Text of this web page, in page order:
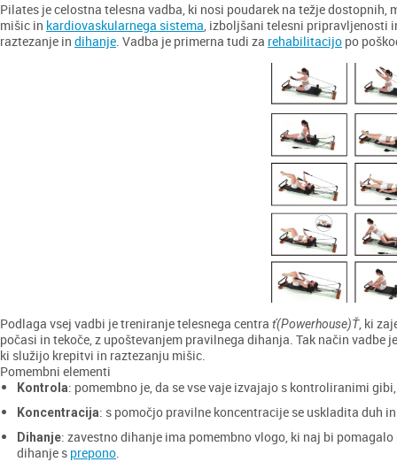
Pilates je celostna telesna vadba, ki nosi poudarek na težje
mišic in kardiovaskularnega sistema, izboljšani telesni pripravljenosti
raztezanje in dihanje. Vadba je primerna tudi za rehabilitacijo po
Podlaga vsej vadbi je treniranje telesnega centra ť(Powerhouse)Ť, ki
počasi in tekoče, z upoštevanjem pravilnega dihanja. Tak način vadbe
ki služijo krepitvi in raztezanju mišic.
Pomembni elementi
Kontrola: pomembno je, da se vse vaje izvajajo s kontroliranimi
Koncentracija: s pomočjo pravilne koncentracije se uskladita duh
Dihanje: zavestno dihanje ima pomembno vlogo, ki naj bi
dihanje s prepono.